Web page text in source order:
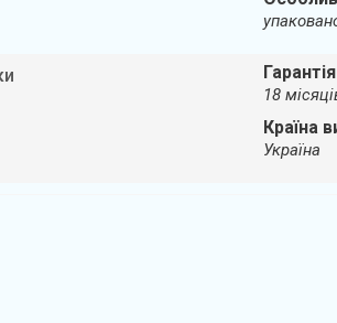
Гарантія
18
Країна
Україна